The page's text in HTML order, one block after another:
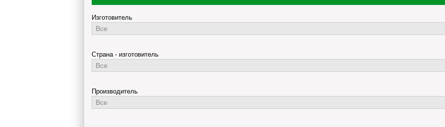
Изготовитель
Страна - изготовитель
Производитель